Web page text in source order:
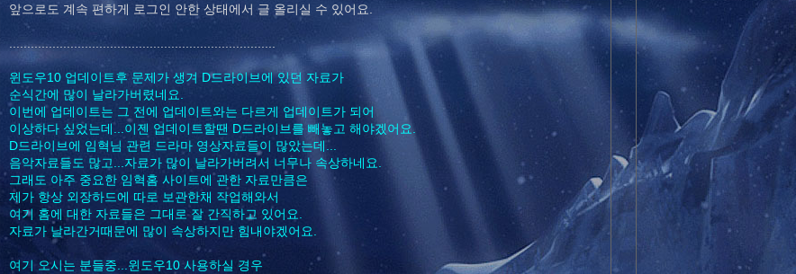
앞으로도 계속 편하게 로그인 안한 상태에서 글 올리실 수 있어요.
..........................................................................
윈도우10 업데이트후 문제가 생겨 D드라이브에 있던 자료가
순식간에 많이 날라가버렸네요.
이번에 업데이트는 그 전에 업데이트와는 다르게 업데이트가 되어
이상하다 싶었는데...이젠 업데이트할땐 D드라이브를 빼놓고 해야겠어요.
D드라이브에 임혁님 관련 드라마 영상자료들이 많았는데...
음악자료들도 많고...자료가 많이 날라가버려서 너무나 속상하네요.
그래도 아주 중요한 임혁홈 사이트에 관한 자료만큼은
제가 항상 외장하드에 따로 보관한채 작업해와서
여기 홈에 대한 자료들은 그대로 잘 간직하고 있어요.
자료가 날라간거때문에 많이 속상하지만 힘내야겠어요.
여기 오시는 분들중...윈도우10 사용하실 경우